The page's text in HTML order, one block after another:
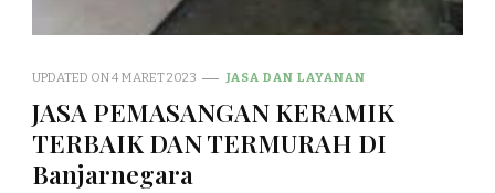
UPDATED ON4 MARET 2023 JASA DAN LAYANAN
JASA PEMASANGAN KERAMIK
TERBAIK DAN TERMURAH DI
Banjarnegara